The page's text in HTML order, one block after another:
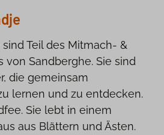
Teil des Mitmach‑ &
von Sandberghe. Sie sind
die gemeinsam
lernen und zu entdecken.
Sie lebt in einem
aus Blättern und Ästen.